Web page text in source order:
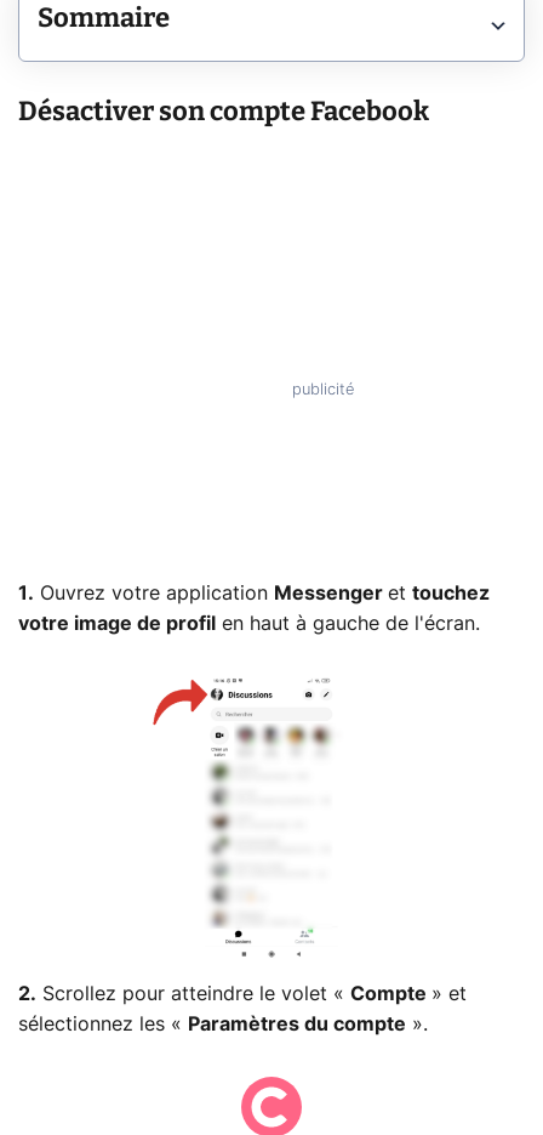
Sommaire
Désactiver son compte Facebook
1. Ouvrez votre application Messenger et touchez
votre image de profil en haut à gauche de l'écran.
2. Scrollez pour atteindre le volet « Compte » et
sélectionnez les « Paramètres du compte ».